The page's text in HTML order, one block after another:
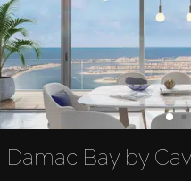
Damac Bay by